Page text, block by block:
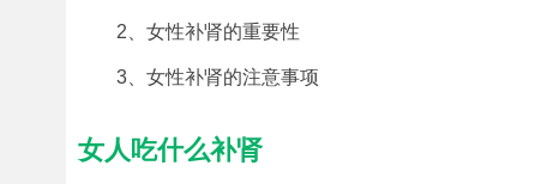
2、女性补肾的重要性
3、女性补肾的注意事项
女人吃什么补肾